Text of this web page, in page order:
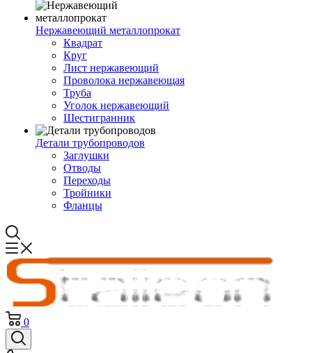
Нержавеющий металлопрокат
Квадрат
Круг
Лист нержавеющий
Проволока нержавеющая
Труба
Уголок нержавеющий
Шестигранник
Детали трубопроводов
Заглушки
Отводы
Переходы
Тройники
Фланцы
0